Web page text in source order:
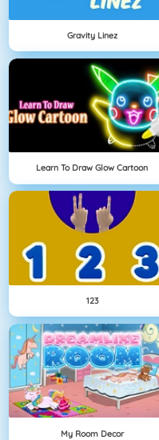
Gravity Linez
Learn To Draw Glow Cartoon
123
My Room Decor